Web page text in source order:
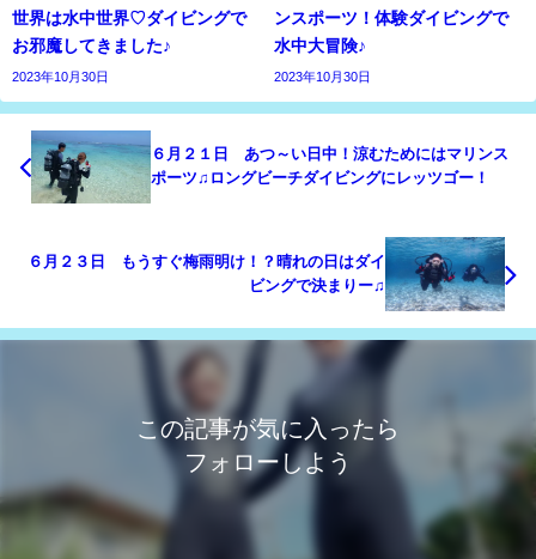
世界は水中世界♡ダイビングで
お邪魔してきました♪
2023年10月30日
ンスポーツ！体験ダイビングで
水中大冒険♪
2023年10月30日
６月２１日 あつ～い日中！涼むためにはマリンス
ポーツ♫ロングビーチダイビングにレッツゴー！
６月２３日 もうすぐ梅雨明け！？晴れの日はダイ
ビングで決まりー♫
この記事が気に入ったら
フォローしよう